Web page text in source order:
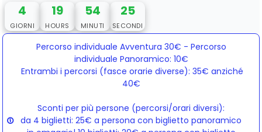
4
GIORNI
19
HOURS
54
MINUTI
25
SECONDI
Percorso individuale Avventura 30€ - Percorso
individuale Panoramico: 10€
Entrambi i percorsi (fasce orarie diverse): 35€ anziché
40€
Sconti per più persone (percorsi/orari diversi):
da 4 biglietti: 25€ a persona con biglietto panoramico